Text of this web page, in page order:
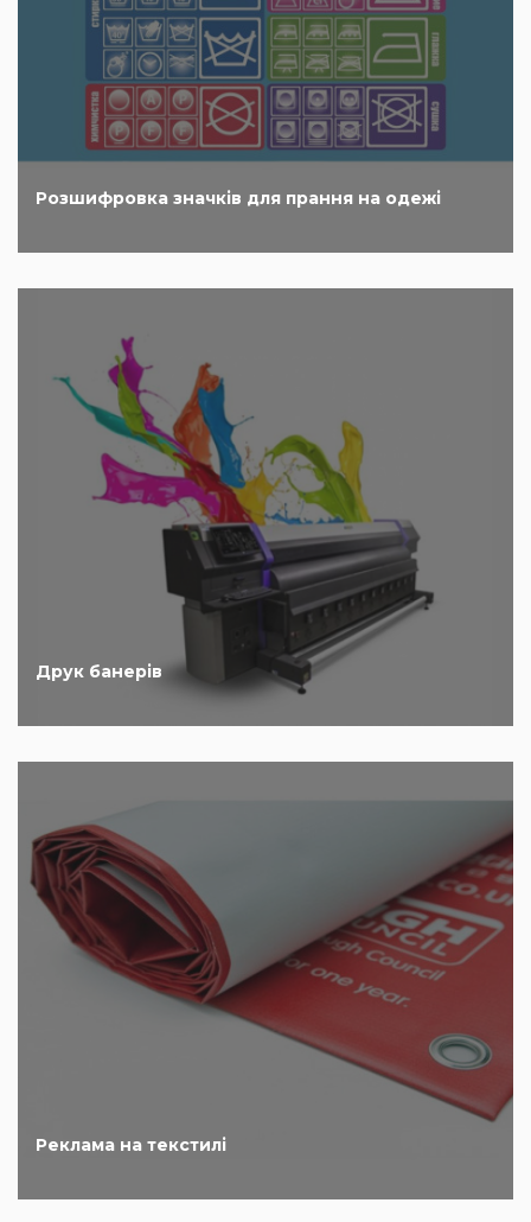
Розшифровка значків для прання на одежі
Друк банерів
Реклама на текстилі